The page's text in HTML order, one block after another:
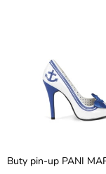
Buty pin-up PANI